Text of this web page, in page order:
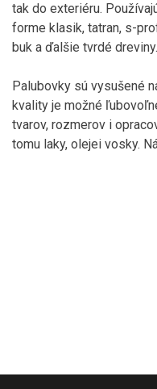
tak do exteriéru.
forme klasik, tatran, s-
buk a ďalšie tvrdé dreviny.
Palubovky sú vysušené
kvality je možné
tvarov, rozmerov i
tomu laky, olejei vosky.